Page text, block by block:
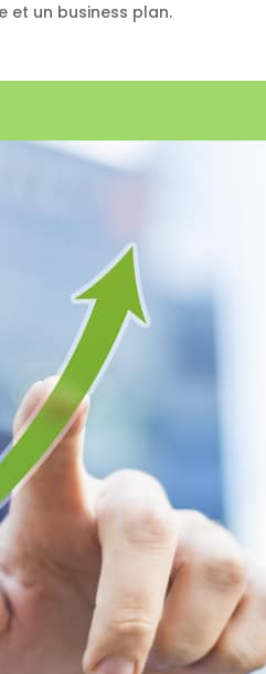
et un business plan.